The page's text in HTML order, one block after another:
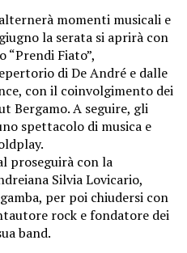
momenti musicali e
la serata si aprirà con
Fiato”,
di De André e dalle
con il coinvolgimento dei
Bergamo. A seguire, gli
spettacolo di musica e
proseguirà con la
Silvia Lovicario,
per poi chiudersi con
rock e fondatore dei
band.